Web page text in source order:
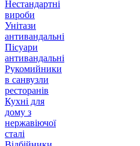
Нестандартні
вироби
Унітази
антивандальні
Пісуари
антивандальні
Рукомийники
в санвузли
ресторанів
Кухні для
дому з
нержавіючої
сталі